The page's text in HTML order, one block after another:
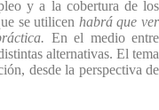
y a la cobertura de los
se utilicen habrá que ver
En el medio entre
alternativas. El tema
desde la perspectiva de